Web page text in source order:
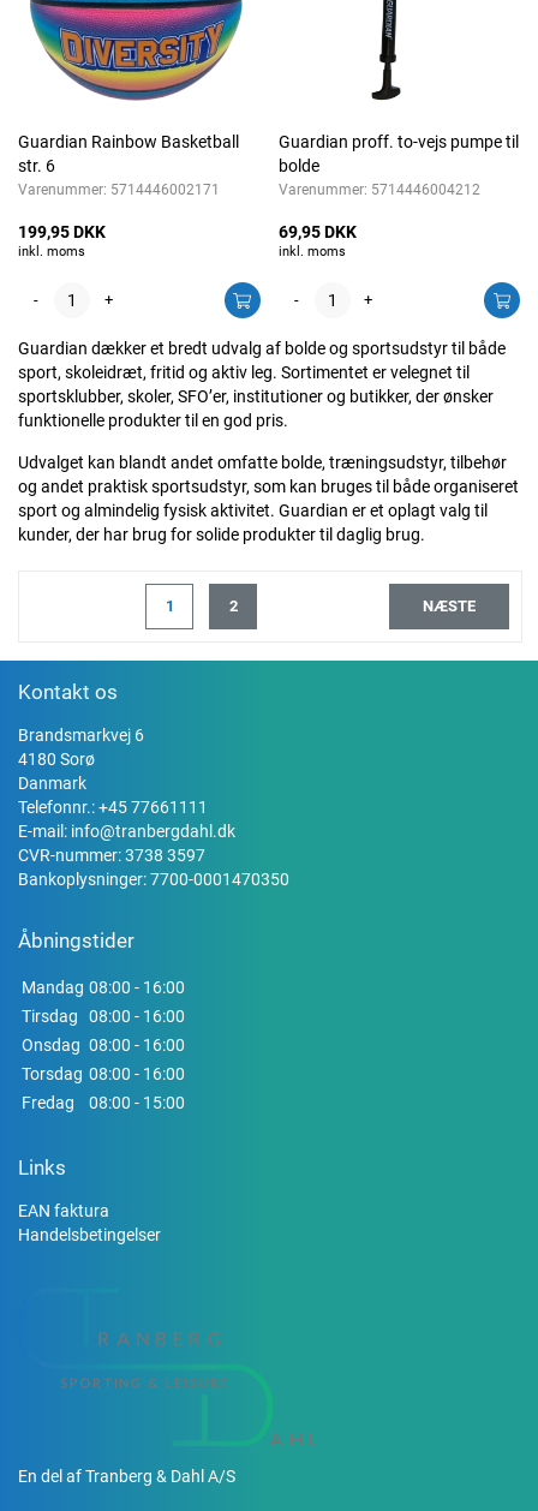
Guardian Rainbow Basketball
str. 6
Varenummer: 5714446002171
199,95 DKK
inkl. moms
- +
Guardian proff. to-vejs pumpe til
bolde
Varenummer: 5714446004212
69,95 DKK
inkl. moms
- +
Guardian dækker et bredt udvalg af bolde og sportsudstyr til både
sport, skoleidræt, fritid og aktiv leg. Sortimentet er velegnet til
sportsklubber, skoler, SFO’er, institutioner og butikker, der ønsker
funktionelle produkter til en god pris.
Udvalget kan blandt andet omfatte bolde, træningsudstyr, tilbehør
og andet praktisk sportsudstyr, som kan bruges til både organiseret
sport og almindelig fysisk aktivitet. Guardian er et oplagt valg til
kunder, der har brug for solide produkter til daglig brug.
1 2 NÆSTE
Kontakt os
Brandsmarkvej 6
4180 Sorø
Danmark
Telefonnr.:+45 77661111
E-mail: info@tranbergdahl.dk
CVR-nummer: 3738 3597
Bankoplysninger: 7700-0001470350
Åbningstider
Mandag 08:00 - 16:00
Tirsdag
08:00 - 16:00
Onsdag 08:00 - 16:00
Torsdag 08:00 - 16:00
Fredag
08:00 - 15:00
Links
EAN faktura
Handelsbetingelser
En del af Tranberg & Dahl A/S